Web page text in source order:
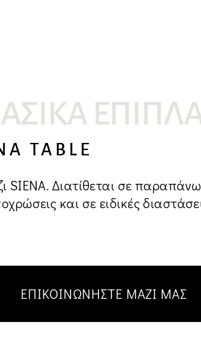
TABLE
SIENA. Διατίθεται σε
και σε ειδικές
ΕΠΙΚΟΙΝΩΝΗΣΤΕ ΜΑΖΙ ΜΑΣ